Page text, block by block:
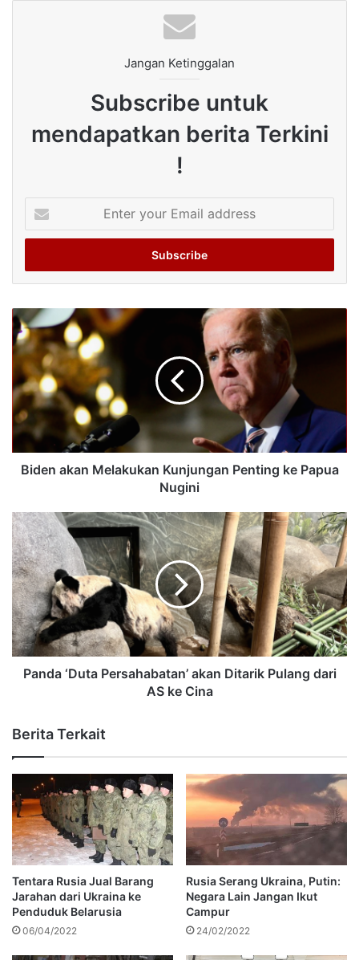
Jangan Ketinggalan
Subscribe untuk
mendapatkan berita Terkini
!
your
Email
Biden akan Melakukan Kunjungan Penting ke Papua
Nugini
Panda ‘Duta Persahabatan’ akan Ditarik Pulang dari
AS ke Cina
Berita Terkait
Tentara Rusia Jual Barang
Jarahan dari Ukraina ke
Penduduk Belarusia
06/04/2022
Rusia Serang Ukraina, Putin:
Negara Lain Jangan Ikut
Campur
24/02/2022